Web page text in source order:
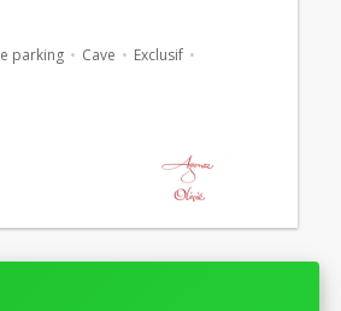
parking Cave
Exclusif